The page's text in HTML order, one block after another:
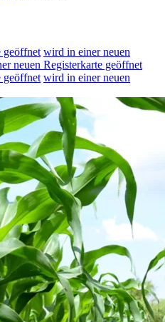
geöffnet wird in einer neuen
neuen Registerkarte geöffnet
geöffnet wird in einer neuen